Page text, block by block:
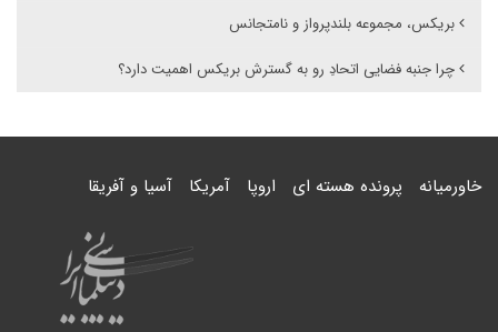
بریکس، مجموعه بلندپرواز و نامتجانس
چرا جنبه فضایی اتحادِ رو به گسترش بریکس اهمیت دارد؟
خاورمیانه پرونده هسته ای اروپا آمریکا آسیا و آفریقا